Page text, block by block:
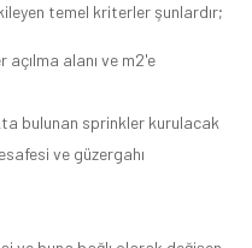
temel kriterler şunlardır;
alanı ve m2'e
bulunan sprinkler kurulacak
ve güzergahı